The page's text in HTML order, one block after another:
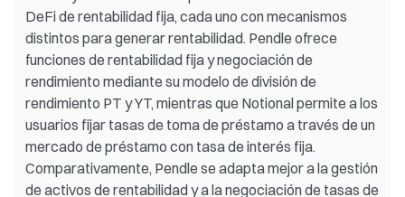
DeFi de rentabilidad fija, cada uno con mecanismos
distintos para generar rentabilidad. Pendle ofrece
funciones de rentabilidad fija y negociación de
rendimiento mediante su modelo de división de
rendimiento PT y YT, mientras que Notional permite a los
usuarios fijar tasas de toma de préstamo a través de un
mercado de préstamo con tasa de interés fija.
Comparativamente, Pendle se adapta mejor a la gestión
de activos de rentabilidad y a la negociación de tasas de